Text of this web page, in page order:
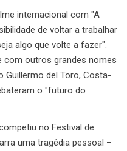
internacional com "A
de voltar a trabalhar
algo que volte a fazer".
com outros grandes nomes
Guillermo del Toro, Costa-
o "futuro do
no Festival de
uma tragédia pessoal –